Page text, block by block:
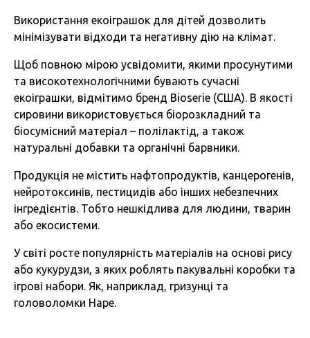
Використання екоіграшок для дітей дозволить
мінімізувати відходи та негативну дію на клімат.
Щоб повною мірою усвідомити, якими просунутими
та високотехнологічними бувають сучасні
екоіграшки, відмітимо бренд Bioserie (США). В якості
сировини використовується біорозкладний та
біосумісний матеріал – полілактід, а також
натуральні добавки та органічні барвники.
Продукція не містить нафтопродуктів, канцерогенів,
нейротоксинів, пестицидів або інших небезпечних
інгредієнтів. Тобто нешкідлива для людини, тварин
або екосистеми.
У світі росте популярність матеріалів на основі рису
або кукурудзи, з яких роблять пакувальні коробки та
ігрові набори. Як, наприклад, гризунці та
головоломки Haре.